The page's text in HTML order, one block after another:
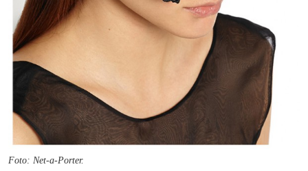
Foto: Net-a-Porter.